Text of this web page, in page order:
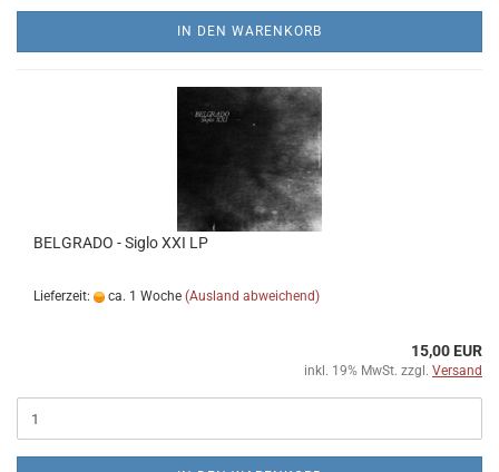
IN DEN WARENKORB
BELGRADO - Siglo XXI LP
Lieferzeit: ca. 1 Woche (Ausland abweichend)
15,00 EUR
inkl. 19% MwSt. zzgl. Versand